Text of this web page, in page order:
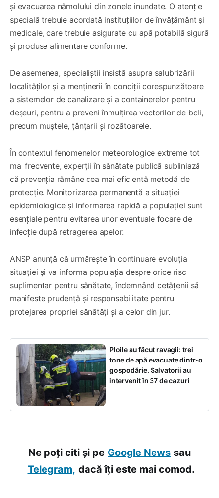
și evacuarea nămolului din zonele inundate. O atenție
specială trebuie acordată instituțiilor de învățământ și
medicale, care trebuie asigurate cu apă potabilă sigură
și produse alimentare conforme.
De asemenea, specialiștii insistă asupra salubrizării
localităților și a menținerii în condiții corespunzătoare
a sistemelor de canalizare și a containerelor pentru
deșeuri, pentru a preveni înmulțirea vectorilor de boli,
precum muștele, țânțarii și rozătoarele.
În contextul fenomenelor meteorologice extreme tot
mai frecvente, experții în sănătate publică subliniază
că prevenția rămâne cea mai eficientă metodă de
protecție. Monitorizarea permanentă a situației
epidemiologice și informarea rapidă a populației sunt
esențiale pentru evitarea unor eventuale focare de
infecție după retragerea apelor.
ANSP anunță că urmărește în continuare evoluția
situației și va informa populația despre orice risc
suplimentar pentru sănătate, îndemnând cetățenii să
manifeste prudență și responsabilitate pentru
protejarea propriei sănătăți și a celor din jur.
Ploile au făcut ravagii: trei
tone de apă evacuate dintr-o
gospodărie. Salvatorii au
intervenit în 37 de cazuri
Ne poți citi și pe Google News sau
Telegram, dacă îți este mai comod.